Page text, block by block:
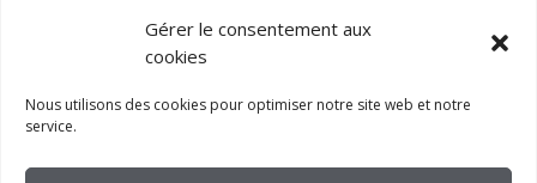
Gérer le consentement aux
cookies
Nous utilisons des cookies pour optimiser notre site web et notre
service.